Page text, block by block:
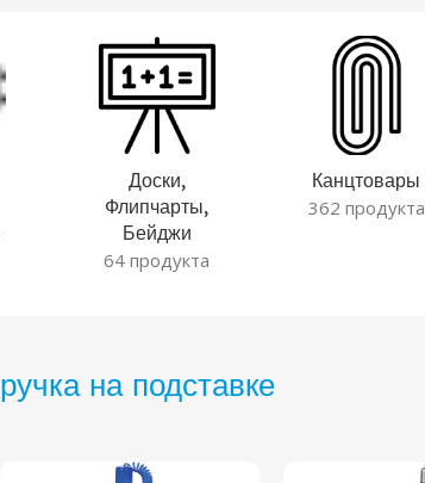
Доски,
Флипчарты,
Бейджи
64 продукта
Канцтовары
362 продукта
ручка на подставке